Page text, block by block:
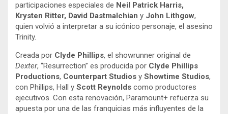
participaciones especiales de Neil Patrick Harris,
Krysten Ritter, David Dastmalchian y John Lithgow,
quien volvió a interpretar a su icónico personaje, el asesino
Trinity.
Creada por Clyde Phillips, el showrunner original de
Dexter, “Resurrection” es producida por Clyde Phillips
Productions, Counterpart Studios y Showtime Studios,
con Phillips, Hall y Scott Reynolds como productores
ejecutivos. Con esta renovación, Paramount+ refuerza su
apuesta por una de las franquicias más influyentes de la